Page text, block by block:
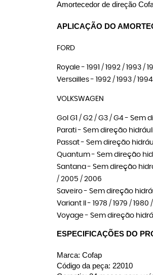
Amortecedor de direção
APLICAÇÃO DO
FORD
Royale - 1991 / 1992 / 1993 /
Versailles - 1992 / 1993 /
VOLKSWAGEN
Gol G1 / G2 / G3 / G4 -
Parati - Sem direção
Passat - Sem direção
Quantum - Sem direção
Santana - Sem direção
/ 2005 / 2006
Saveiro - Sem direção
Variant II - 1978 / 1979 / 1980 /
Voyage - Sem direção
ESPECIFICAÇÕES DO
Marca: Cofap
Código da peça: 22010